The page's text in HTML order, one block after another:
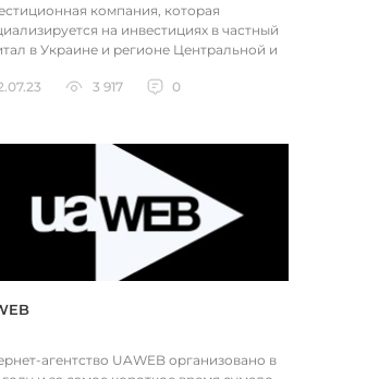
компания, которая
на инвестициях в частный
в Украине и регионе Центральной и
3 917 0
агентство UAWEB организовано в